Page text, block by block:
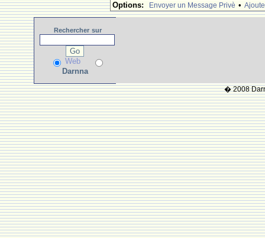
Options:
Envoyer un Message Privè •
Rechercher sur
Web
Darnna
� 2008